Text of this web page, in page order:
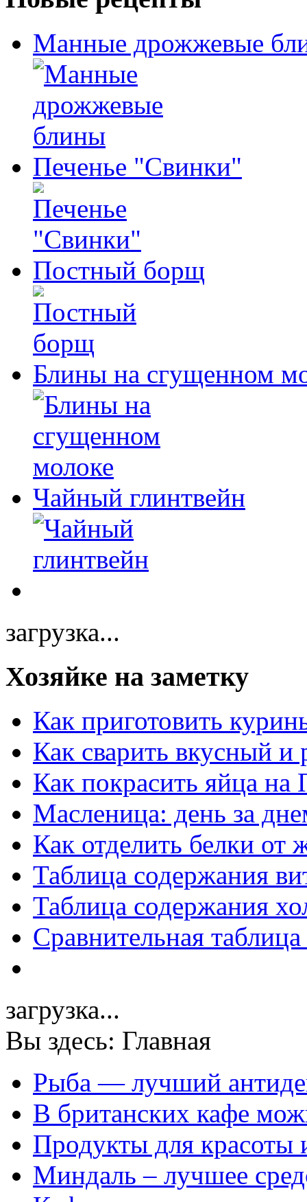
Манные дрожжевые
Печенье "Свинки"
Постный борщ
Блины на сгущенном
Чайный глинтвейн
загрузка...
Хозяйке на заметку
Как приготовить
Как сварить вкусный и
Как покрасить яйца на
Масленица: день за
Как отделить белки от
Таблица содержания
Таблица содержания
Сравнительная
загрузка...
Вы здесь: Главная
Рыба — лучший
В британских кафе
Продукты для красоты
Миндаль – лучшее